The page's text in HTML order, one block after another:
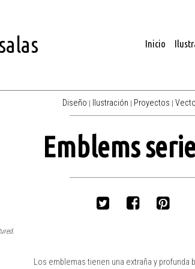
Inicio
Diseño | Ilustración | Proyectos |
Emblems
Los emblemas tienen una extraña y